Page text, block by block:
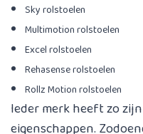
Sky rolstoelen
Multimotion rolstoelen
Excel rolstoelen
Rehasense rolstoelen
Rollz Motion rolstoelen
Ieder merk heeft zo
eigenschappen.